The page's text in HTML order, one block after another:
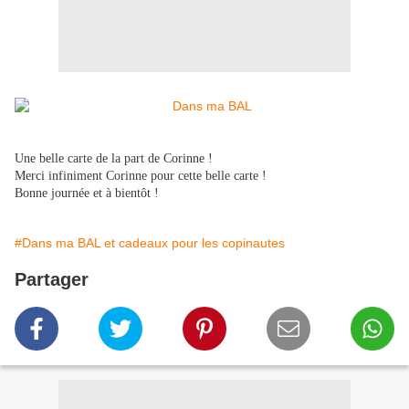
Une belle carte de la part de Corinne !
Merci infiniment Corinne pour cette belle carte !
Bonne journée et à bientôt !
#Dans ma BAL et cadeaux pour les copinautes
Partager